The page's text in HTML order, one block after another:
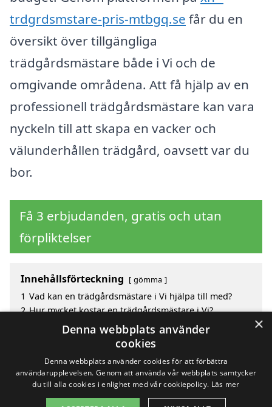
trdgrdsmstare-pris-mtbgq.se får du en
översikt över tillgängliga
trädgårdsmästare både i Vi och de
omgivande områdena. Att få hjälp av en
professionell trädgårdsmästare kan vara
nyckeln till att skapa en vacker och
välunderhållen trädgård, oavsett var du
bor.
Få 3 erbjudanden, gratis och utan
förpliktelser
Innehållsförteckning gömma
1 Vad kan en trädgårdsmästare i Vi hjälpa till med?
2 Hur mycket kostar en trädgårdsmästare i Vi?
Fördelar med att välja trädgårdsmästare i Vi
Sök efter en skicklig trädgårdsmästare i de
×
Denna webbplats använder
cookies
Denna webbplats använder cookies för att förbättra
användarupplevelsen. Genom att använda vår webbplats samtycker
du till alla cookies i enlighet med vår cookiepolicy. Läs mer